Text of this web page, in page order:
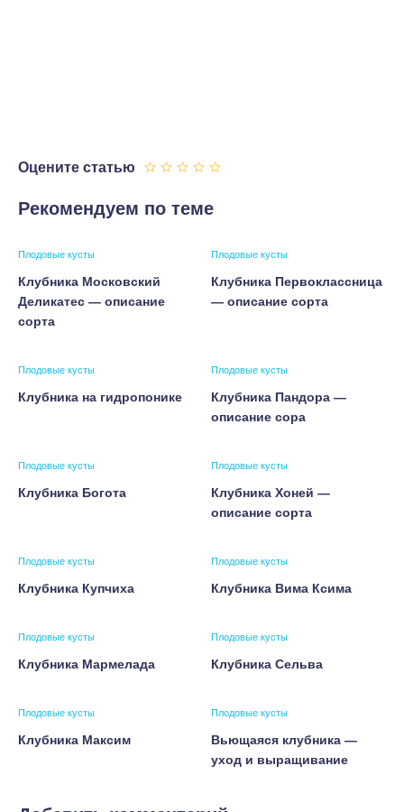
Оцените статью
Рекомендуем по теме
Плодовые кусты
Клубника Московский
Деликатес — описание
сорта
Плодовые кусты
Клубника Первоклассница
— описание сорта
Плодовые кусты
Клубника на гидропонике
Плодовые кусты
Клубника Пандора —
описание сора
Плодовые кусты
Клубника Богота
Плодовые кусты
Клубника Хоней —
описание сорта
Плодовые кусты
Клубника Купчиха
Плодовые кусты
Клубника Вима Ксима
Плодовые кусты
Клубника Мармелада
Плодовые кусты
Клубника Сельва
Плодовые кусты
Клубника Максим
Плодовые кусты
Вьющаяся клубника —
уход и выращивание